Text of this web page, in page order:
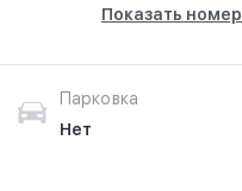
Показать номер
Парковка
Нет